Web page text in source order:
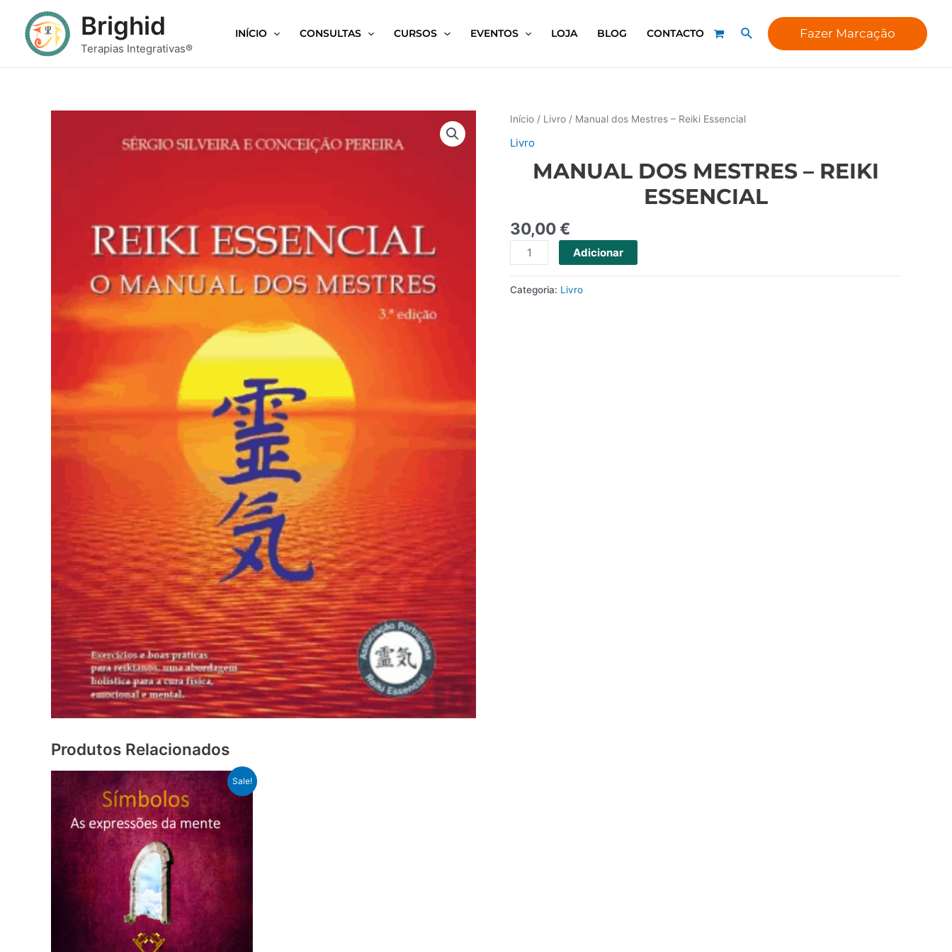
Brighid
Terapias Integrativas®
INÍCIO CONSULTAS CURSOS EVENTOS LOJA BLOG CONTACTO Fazer Marcação
Início / Livro / Manual dos Mestres – Reiki Essencial
Livro
MANUAL DOS MESTRES – REIKI
ESSENCIAL
30,00€
Adicionar
Categoria: Livro
Produtos Relacionados
Sale!